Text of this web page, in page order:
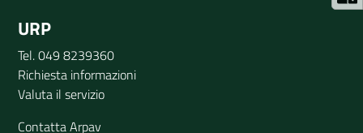
URP
Tel. 049 8239360
Richiesta informazioni
Valuta il servizio
Contatta Arpav